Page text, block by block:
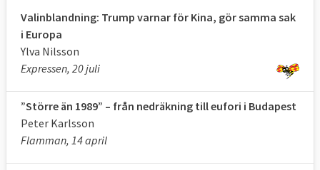
Valinblandning: Trump varnar för Kina, gör samma sak
i Europa
Ylva Nilsson
Expressen, 20 juli
”Större än 1989” – från nedräkning till eufori i Budapest
Peter Karlsson
Flamman, 14 april